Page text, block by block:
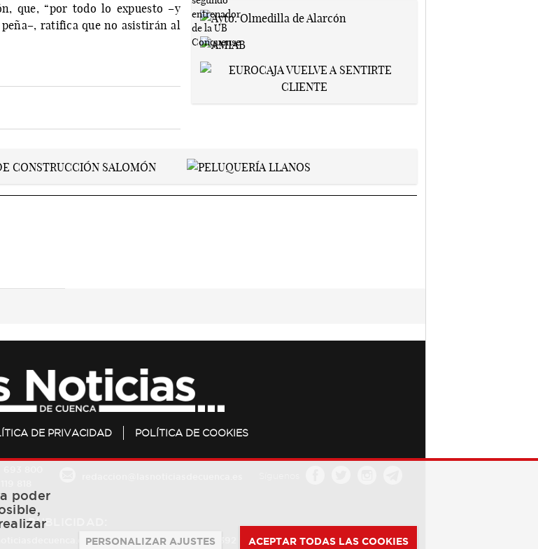
que, “por todo lo expuesto –y
ratifica que no asistirán al
DE PRIVACIDAD POLÍTICA DE COOKIES
PUBLICIDAD:
684 126 573 / 670 726 392
poder
PERSONALIZAR AJUSTES ACEPTAR TODAS LAS COOKIES